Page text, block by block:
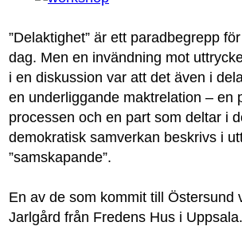
”Delaktighet” är ett paradbegrepp
dag. Men en invändning mot
i en diskussion var att det även i
en underliggande maktrelation – en
processen och en part som deltar i
demokratisk samverkan beskrivs i
”samskapande”.
En av de som kommit till Östersund
Jarlgård från Fredens Hus i